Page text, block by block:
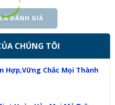
ĐÁNH GIÁ
CHÚNG TÔI
Hợp,Vững Chắc Mọi Thành